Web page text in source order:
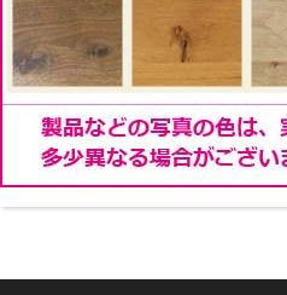
配線用
幅98・120・146サイズには天
が加工されています。
TV台やAV機器の設置スペース
す。